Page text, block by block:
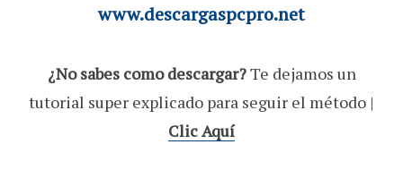
www.descargaspcpro.net
¿No sabes como descargar?Te dejamos un
tutorial super explicado para seguir el método |
Clic Aquí